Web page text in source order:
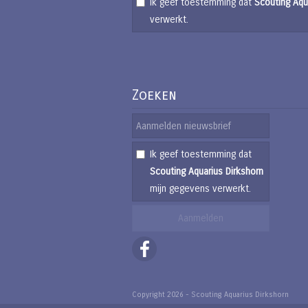
Ik geef toestemming dat Scouting
verwerkt.
Zoeken
Ik geef toestemming dat
Scouting Aquarius Dirkshorn
mijn gegevens verwerkt.
Copyright 2026 - Scouting Aquarius Dirkshorn